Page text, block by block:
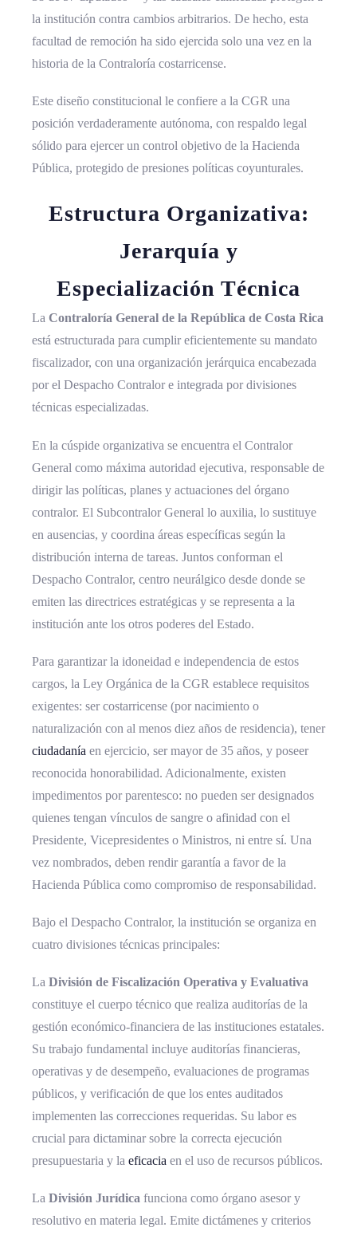
la institución contra cambios arbitrarios. De hecho, esta
facultad de remoción ha sido ejercida solo una vez en la
historia de la Contraloría costarricense.
Este diseño constitucional le confiere a la CGR una
posición verdaderamente autónoma, con respaldo legal
sólido para ejercer un control objetivo de la Hacienda
Pública, protegido de presiones políticas coyunturales.
Estructura Organizativa:
Jerarquía y
Especialización Técnica
La Contraloría General de la República de Costa Rica
está estructurada para cumplir eficientemente su mandato
fiscalizador, con una organización jerárquica encabezada
por el Despacho Contralor e integrada por divisiones
técnicas especializadas.
En la cúspide organizativa se encuentra el Contralor
General como máxima autoridad ejecutiva, responsable de
dirigir las políticas, planes y actuaciones del órgano
contralor. El Subcontralor General lo auxilia, lo sustituye
en ausencias, y coordina áreas específicas según la
distribución interna de tareas. Juntos conforman el
Despacho Contralor, centro neurálgico desde donde se
emiten las directrices estratégicas y se representa a la
institución ante los otros poderes del Estado.
Para garantizar la idoneidad e independencia de estos
cargos, la Ley Orgánica de la CGR establece requisitos
exigentes: ser costarricense (por nacimiento o
naturalización con al menos diez años de residencia), tener
ciudadanía en ejercicio, ser mayor de 35 años, y poseer
reconocida honorabilidad. Adicionalmente, existen
impedimentos por parentesco: no pueden ser designados
quienes tengan vínculos de sangre o afinidad con el
Presidente, Vicepresidentes o Ministros, ni entre sí. Una
vez nombrados, deben rendir garantía a favor de la
Hacienda Pública como compromiso de responsabilidad.
Bajo el Despacho Contralor, la institución se organiza en
cuatro divisiones técnicas principales:
La División de Fiscalización Operativa y Evaluativa
constituye el cuerpo técnico que realiza auditorías de la
gestión económico-financiera de las instituciones estatales.
Su trabajo fundamental incluye auditorías financieras,
operativas y de desempeño, evaluaciones de programas
públicos, y verificación de que los entes auditados
implementen las correcciones requeridas. Su labor es
crucial para dictaminar sobre la correcta ejecución
presupuestaria y la eficacia en el uso de recursos públicos.
La División Jurídica funciona como órgano asesor y
resolutivo en materia legal. Emite dictámenes y criterios